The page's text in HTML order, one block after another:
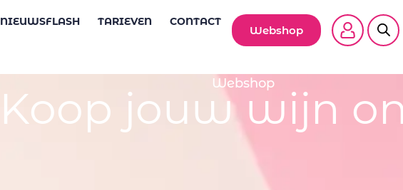
NIEUWSFLASH TARIEVEN CONTACT
Webshop
Webshop
Koop jouw wijn